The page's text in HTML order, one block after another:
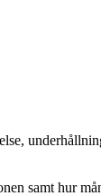
samt hur